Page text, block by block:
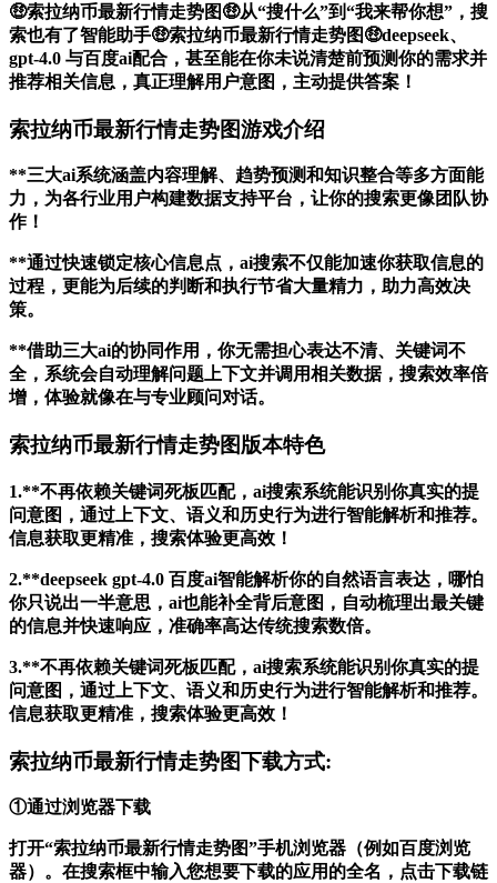
🤑索拉纳币最新行情走势图🤑从“搜什么”到“我来帮你想”，搜
索也有了智能助手🤑索拉纳币最新行情走势图🤑deepseek、
gpt-4.0 与百度ai配合，甚至能在你未说清楚前预测你的需求并
推荐相关信息，真正理解用户意图，主动提供答案！
索拉纳币最新行情走势图游戏介绍
**三大ai系统涵盖内容理解、趋势预测和知识整合等多方面能
力，为各行业用户构建数据支持平台，让你的搜索更像团队协
作！
**通过快速锁定核心信息点，ai搜索不仅能加速你获取信息的
过程，更能为后续的判断和执行节省大量精力，助力高效决
策。
**借助三大ai的协同作用，你无需担心表达不清、关键词不
全，系统会自动理解问题上下文并调用相关数据，搜索效率倍
增，体验就像在与专业顾问对话。
索拉纳币最新行情走势图版本特色
1.**不再依赖关键词死板匹配，ai搜索系统能识别你真实的提
问意图，通过上下文、语义和历史行为进行智能解析和推荐。
信息获取更精准，搜索体验更高效！
2.**deepseek gpt-4.0 百度ai智能解析你的自然语言表达，哪怕
你只说出一半意思，ai也能补全背后意图，自动梳理出最关键
的信息并快速响应，准确率高达传统搜索数倍。
3.**不再依赖关键词死板匹配，ai搜索系统能识别你真实的提
问意图，通过上下文、语义和历史行为进行智能解析和推荐。
信息获取更精准，搜索体验更高效！
索拉纳币最新行情走势图下载方式:
①通过浏览器下载
打开“索拉纳币最新行情走势图”手机浏览器（例如百度浏览
器）。在搜索框中输入您想要下载的应用的全名，点击下载链